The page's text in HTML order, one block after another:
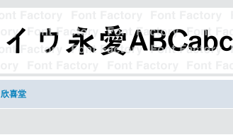
欣喜堂